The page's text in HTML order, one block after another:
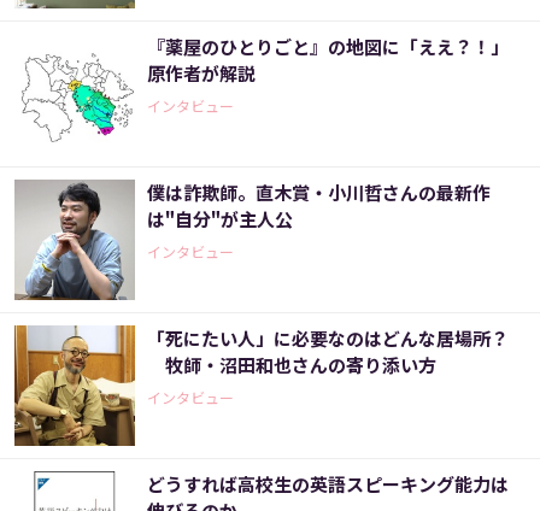
『薬屋のひとりごと』の地図に「ええ？！」
原作者が解説
インタビュー
僕は詐欺師。直木賞・小川哲さんの最新作
は"自分"が主人公
インタビュー
「死にたい人」に必要なのはどんな居場所？
牧師・沼田和也さんの寄り添い方
インタビュー
どうすれば高校生の英語スピーキング能力は